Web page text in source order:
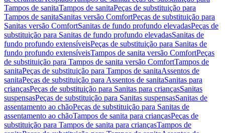
Tampos de sanitaTampos de sanitaPeças de substituição para
Tampos de sanitaSanitas versão ComfortPeças de substituição para
Sanitas versão ComfortSanitas de fundo profundo elevadasPeças de
substituição para Sanitas de fundo profundo elevadasSanitas de
fundo profundo extensíveisPeças de substituição para Sanitas de
fundo profundo extensíveisTampos de sanita versão ComfortPeças
de substituição para Tampos de sanita versão ComfortTampos de
sanitaPeças de substituição para Tampos de sanitaAssentos de
sanitaPeças de substituição para Assentos de sanitaSanitas para
criançasPeças de substituição para Sanitas para criançasSanitas
suspensasPeças de substituição para Sanitas suspensasSanitas de
assentamento ao chãoPeças de substituição para Sanitas de
assentamento ao chãoTampos de sanita para criançasPeças de
substituição para Tampos de sanita para criançasTampos de